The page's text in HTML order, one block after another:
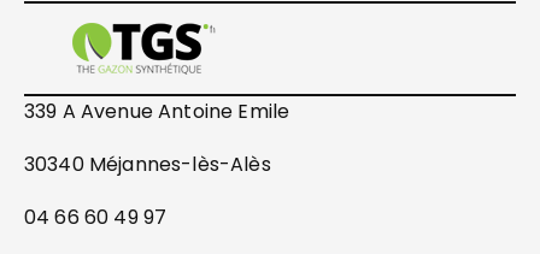
339 A Avenue Antoine Emile
30340 Méjannes-lès-Alès
04 66 60 49 97